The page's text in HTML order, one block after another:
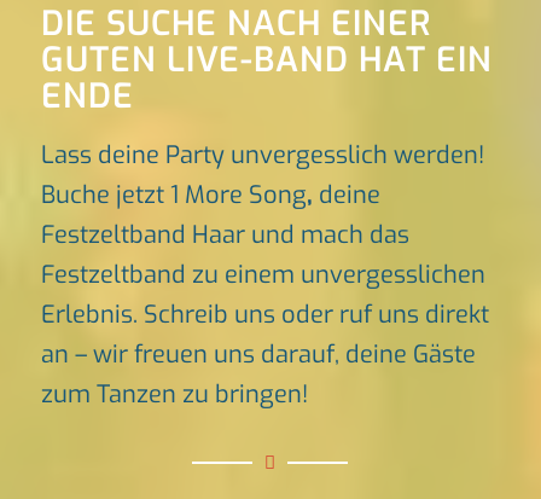
DIE SUCHE NACH EINER
GUTEN LIVE-BAND HAT EIN
ENDE
Lass deine Party unvergesslich werden!
Buche jetzt 1 More Song, deine
Festzeltband Haar und mach das
Festzeltband zu einem unvergesslichen
Erlebnis. Schreib uns oder ruf uns direkt
an – wir freuen uns darauf, deine Gäste
zum Tanzen zu bringen!